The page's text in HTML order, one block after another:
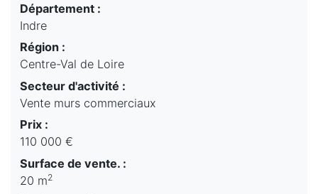
Département :
Indre
Région :
Centre-Val de Loire
Secteur d'activité :
Vente murs commerciaux
Prix :
110 000 €
Surface de vente. :
20 m2